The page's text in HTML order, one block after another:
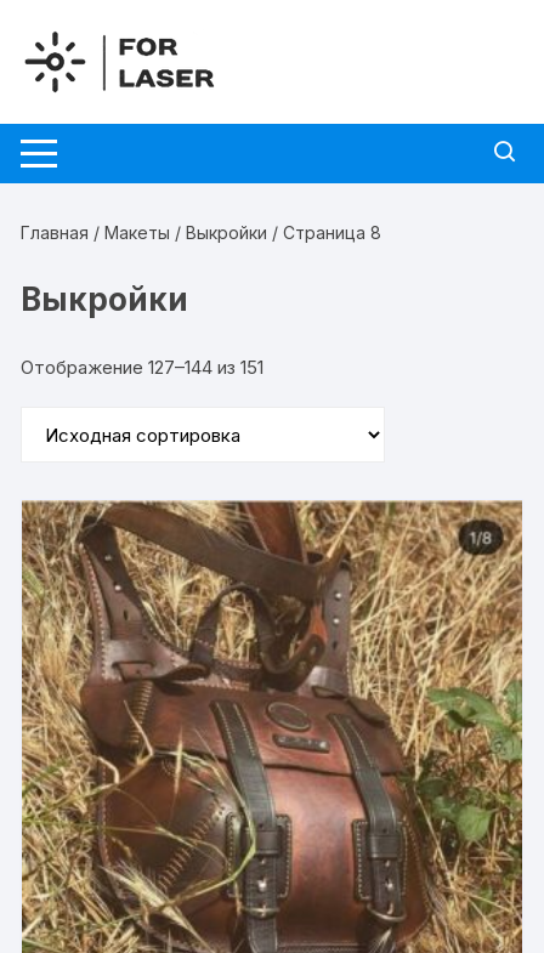
содержимому
Главная /Макеты /Выкройки / Страница 8
Выкройки
Отображение 127–144 из 151